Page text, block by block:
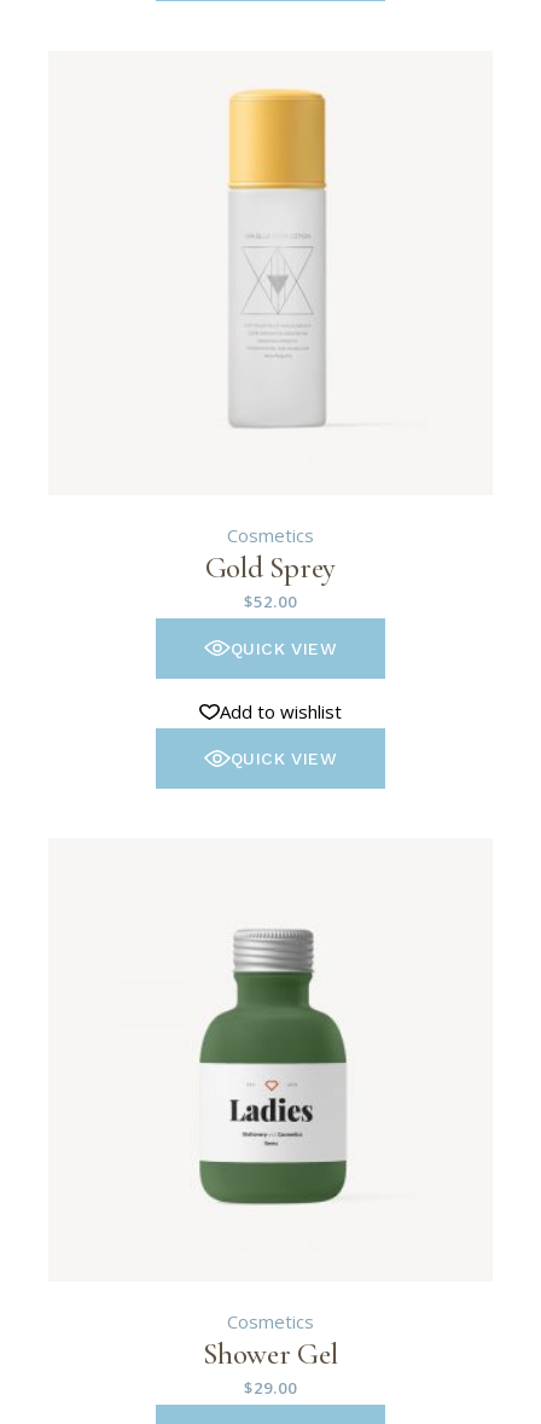
Cosmetics
Gold Sprey
$52.00
QUICK VIEW
Add to wishlist
QUICK VIEW
Cosmetics
Shower Gel
$29.00